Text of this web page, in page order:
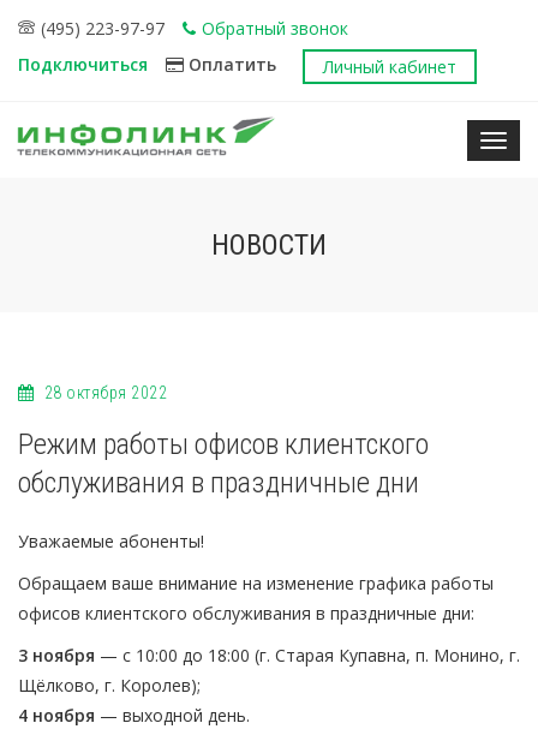
(495) 223-97-97
Обратный звонок
Подключиться
Оплатить Личный кабинет
НОВОСТИ
28 октября 2022
Режим работы офисов клиентского
обслуживания в праздничные дни
Уважаемые абоненты!
Обращаем ваше внимание на изменение графика работы
офисов клиентского обслуживания в праздничные дни:
3 ноября — с 10:00 до 18:00 (г. Старая Купавна, п. Монино, г.
Щёлково, г. Королев);
4 ноября — выходной день.